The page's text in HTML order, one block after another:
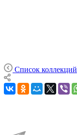
Список коллекций